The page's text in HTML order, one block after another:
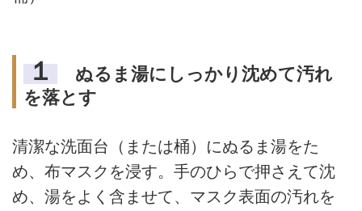
１
ぬるま湯にしっかり沈めて汚れ
を落とす
清潔な洗面台（または桶）にぬるま湯をた
め、布マスクを浸す。手のひらで押さえて沈
め、湯をよく含ませて、マスク表面の汚れを